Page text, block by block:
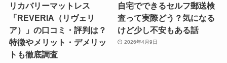
リカバリーマットレス
「REVERIA（リヴェリ
ア）」の口コミ・評判は？
特徴やメリット・デメリッ
トも徹底調査
自宅でできるセルフ郵送検
査って実際どう？気になる
けど少し不安もある話
2026年4月9日